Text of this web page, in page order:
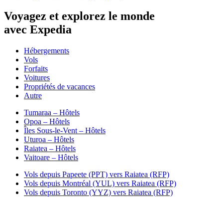
Voyagez et explorez le monde
avec Expedia
Hébergements
Vols
Forfaits
Voitures
Propriétés de vacances
Autre
Tumaraa – Hôtels
Opoa – Hôtels
Îles Sous-le-Vent – Hôtels
Uturoa – Hôtels
Raiatea – Hôtels
Vaitoare – Hôtels
Vols depuis Papeete (PPT) vers Raiatea (RFP)
Vols depuis Montréal (YUL) vers Raiatea (RFP)
Vols depuis Toronto (YYZ) vers Raiatea (RFP)